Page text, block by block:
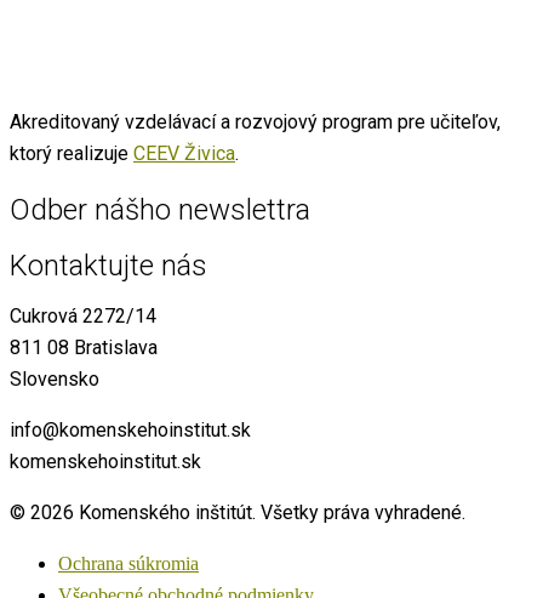
Akreditovaný vzdelávací a rozvojový program pre učiteľov,
ktorý realizuje CEEV Živica.
Odber nášho newslettra
Kontaktujte nás
Cukrová 2272/14
811 08 Bratislava
Slovensko
info@komenskehoinstitut.sk
komenskehoinstitut.sk
© 2026 Komenského inštitút. Všetky práva vyhradené.
Ochrana súkromia